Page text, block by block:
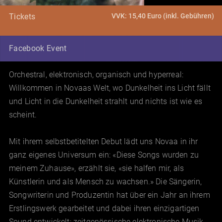
Tickets VVK: 15,40 Euro (inkl. Gebühren)
Facebook Event
Orchestral, elektronisch, organisch und hyperreal:
Willkommen in Novaas Welt, wo Dunkelheit ins Licht fällt
und Licht in die Dunkelheit strahlt und nichts ist wie es
scheint.
Mit ihrem selbstbetitelten Debut lädt uns Novaa in ihr
ganz eigenes Universum ein: «Diese Songs wurden zu
meinem Zuhause», erzählt sie, «sie halfen mir, als
Künstlerin und als Mensch zu wachsen.» Die Sängerin,
Songwriterin und Produzentin hat über ein Jahr an ihrem
Erstlingswerk gearbeitet und dabei ihren einzigartigen